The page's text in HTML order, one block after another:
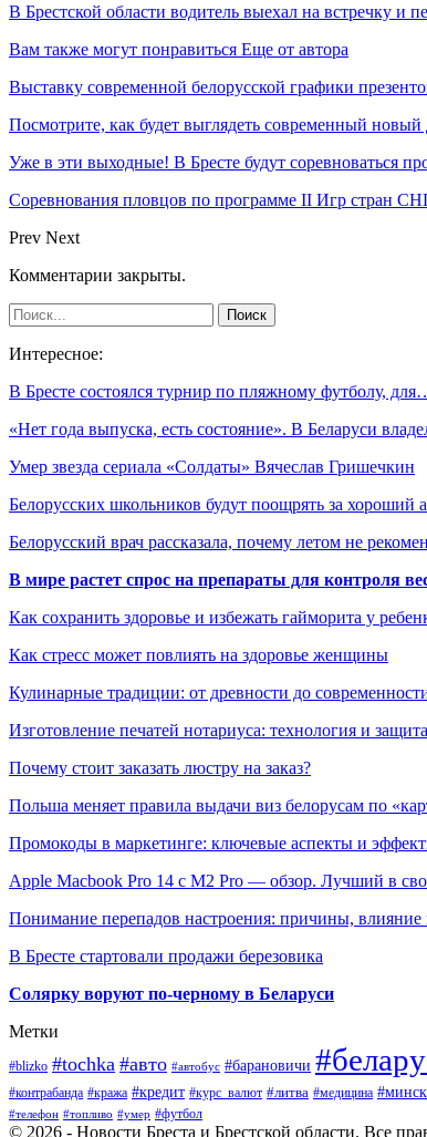
В Брестской области водитель выехал на встречку и
Вам также могут понравиться Еще от автора
Выставку современной белорусской графики
Посмотрите, как будет выглядеть современный новый
Уже в эти выходные! В Бресте будут соревноваться
Соревнования пловцов по программе II Игр стран
Prev Next
Комментарии закрыты.
Интересное:
В Бресте состоялся турнир по пляжному футболу,
«Нет года выпуска, есть состояние». В Беларуси
Умер звезда сериала «Солдаты» Вячеслав Гришечкин
Белорусских школьников будут поощрять за хороший
Белорусский врач рассказала, почему летом не
В мире растет спрос на препараты для контроля
Как сохранить здоровье и избежать гайморита у
Как стресс может повлиять на здоровье женщины
Кулинарные традиции: от древности до
Изготовление печатей нотариуса: технология и
Почему стоит заказать люстру на заказ?
Польша меняет правила выдачи виз белорусам по
Промокоды в маркетинге: ключевые аспекты и
Apple Macbook Pro 14 с M2 Pro — обзор. Лучший в
Понимание перепадов настроения: причины, влияние
В Бресте стартовали продажи березовика
Солярку воруют по-черному в Беларуси
Метки
#blizko #tochka #авто #автобус #барановичи
#контрабанда #кража #кредит #курс_валют #литва #медицина #минск
#телефон #топливо #умер #футбол
© 2026 - Новости Бреста и Брестской области. Все